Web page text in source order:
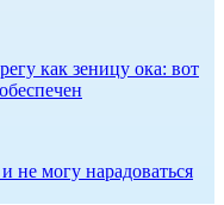
как зеницу ока: вот
не могу нарадоваться